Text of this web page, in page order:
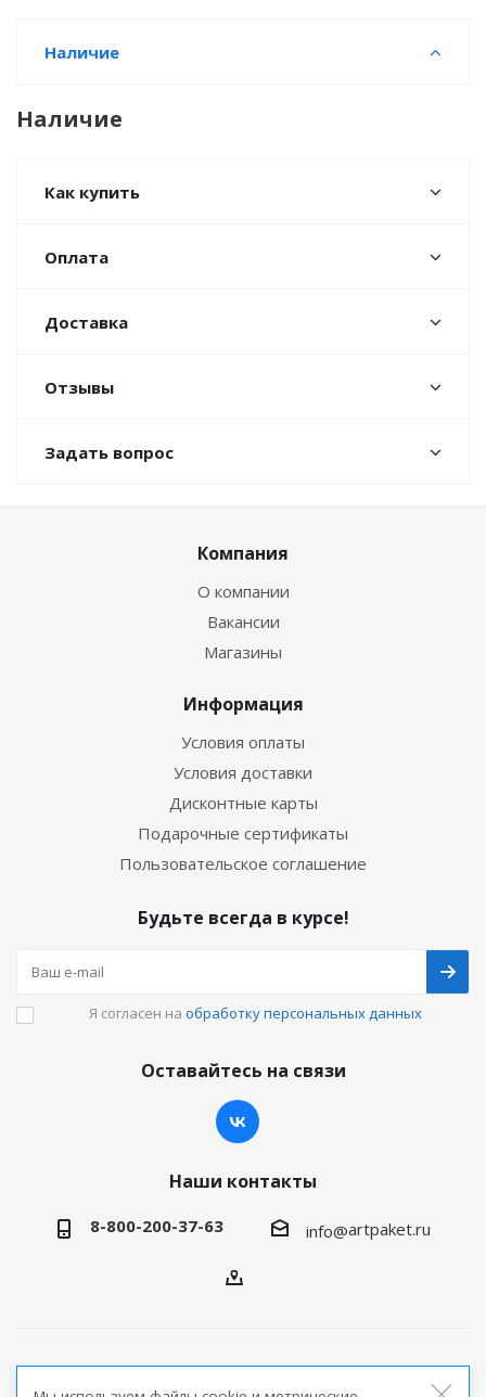
Наличие
Наличие
Как купить
Оплата
Доставка
Отзывы
Задать вопрос
Компания
О компании
Вакансии
Магазины
Информация
Условия оплаты
Условия доставки
Дисконтные карты
Подарочные сертификаты
Пользовательское соглашение
Будьте всегда в курсе!
Я согласен на обработку персональных данных
Оставайтесь на связи
Наши контакты
8-800-200-37-63 info@artpaket.ru